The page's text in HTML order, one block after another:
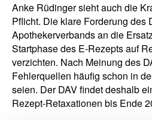
Anke Rüdinger sieht auch die
Pflicht. Die klare Forderung des
Apothekerverbands an die
Startphase des E-Rezepts auf
verzichten. Nach Meinung des
Fehlerquellen häufig schon in
seien. Der DAV findet deshalb
Rezept-Retaxationen bis Ende